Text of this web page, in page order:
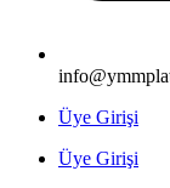
Üye Girişi
Üye Girişi